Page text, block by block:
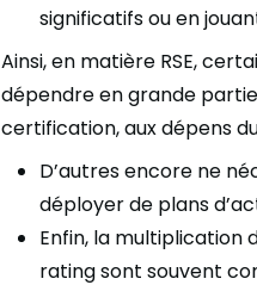
significatifs ou en
Ainsi, en matière RSE,
dépendre en grande
certification, aux dépens
D’autres encore ne
déployer de plans
Enfin, la multiplication
rating sont souvent